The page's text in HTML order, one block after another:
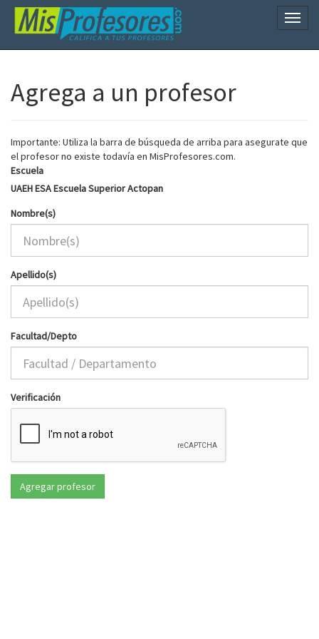
Agrega a un profesor
Importante: Utiliza la barra de búsqueda de arriba para asegurate que
el profesor no existe todavía en MisProfesores.com.
Escuela
UAEH ESA Escuela Superior Actopan
Nombre(s)
Apellido(s)
Facultad/Depto
Verificación